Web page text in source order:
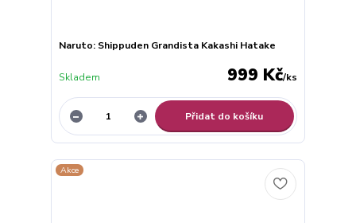
Naruto: Shippuden Grandista Kakashi Hatake
999 Kč/ks
Skladem
Přidat do košíku
Akce